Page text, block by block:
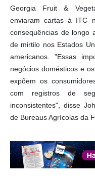
Georgia Fruit &
enviaram cartas à ITC
consequências de longo
de mirtilo nos Estados
americanos. "Essas
negócios domésticos e
expõem os
com registros de
inconsistentes", disse
de Bureaus Agrícolas da